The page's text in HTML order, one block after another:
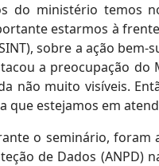
do ministério temos
estarmos à
sobre a ação
a preocupação do
não muito visíveis.
que estejamos em
o seminário, foram
de Dados (ANPD)